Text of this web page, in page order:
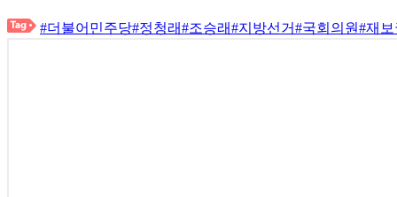
#더불어민주당#정청래#조승래#지방선거#국회의원#재